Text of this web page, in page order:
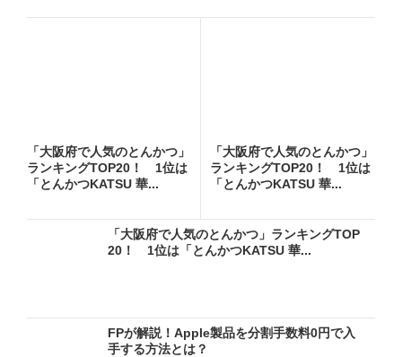
「大阪府で人気のとんかつ」
ランキングTOP20！ 1位は
「とんかつKATSU 華...
「大阪府で人気のとんかつ」
ランキングTOP20！ 1位は
「とんかつKATSU 華...
「大阪府で人気のとんかつ」ランキングTOP
20！ 1位は「とんかつKATSU 華...
FPが解説！Apple製品を分割手数料0円で入
手する方法とは？